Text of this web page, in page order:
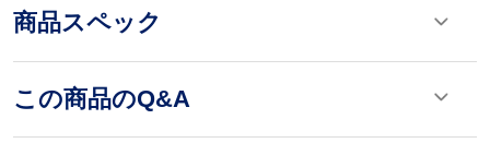
商品スペック
この商品のQ&A